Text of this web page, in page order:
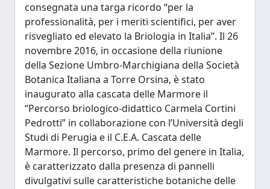
consegnata una targa ricordo “per la
professionalità, per i meriti scientifici, per aver
risvegliato ed elevato la Briologia in Italia”. Il 26
novembre 2016, in occasione della riunione
della Sezione Umbro-Marchigiana della Società
Botanica Italiana a Torre Orsina, è stato
inaugurato alla cascata delle Marmore il
“Percorso briologico-didattico Carmela Cortini
Pedrotti” in collaborazione con l’Università degli
Studi di Perugia e il C.E.A. Cascata delle
Marmore. Il percorso, primo del genere in Italia,
è caratterizzato dalla presenza di pannelli
divulgativi sulle caratteristiche botaniche delle